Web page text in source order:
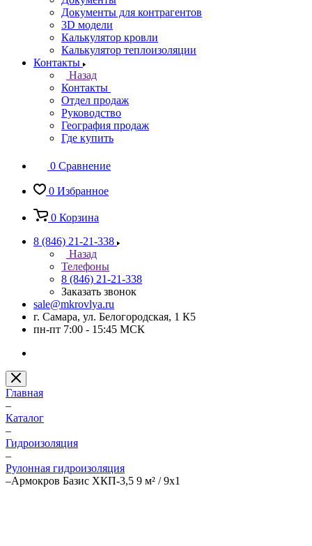
Документы для контрагентов
3D модели
Калькулятор кровли
Калькулятор теплоизоляции
Контакты
Назад
Контакты
Отдел продаж
Руководство
География продаж
Где купить
0 Сравнение
0 Избранное
0 Корзина
8 (846) 21-21-338
Назад
Телефоны
8 (846) 21-21-338
Заказать звонок
sale@mkrovlya.ru
г. Самара, ул. Белогородская, 1 К5
пн-пт 7:00 - 15:45 МСК
Главная
–
Каталог
–
Гидроизоляция
–
Рулонная гидроизоляция
–Армокров Базис ХКП-3,5 9 м² / 9х1